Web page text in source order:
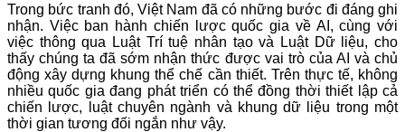
Trong bức tranh đó, Việt Nam đã có những bước đi đáng ghi
nhận. Việc ban hành chiến lược quốc gia về AI, cùng với
việc thông qua Luật Trí tuệ nhân tạo và Luật Dữ liệu, cho
thấy chúng ta đã sớm nhận thức được vai trò của AI và chủ
động xây dựng khung thể chế cần thiết. Trên thực tế, không
nhiều quốc gia đang phát triển có thể đồng thời thiết lập cả
chiến lược, luật chuyên ngành và khung dữ liệu trong một
thời gian tương đối ngắn như vậy.